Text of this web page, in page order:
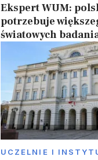
Ekspert WUM:
potrzebuje
światowych
UCZELNIE I